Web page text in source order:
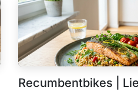
Recumbentbikes |